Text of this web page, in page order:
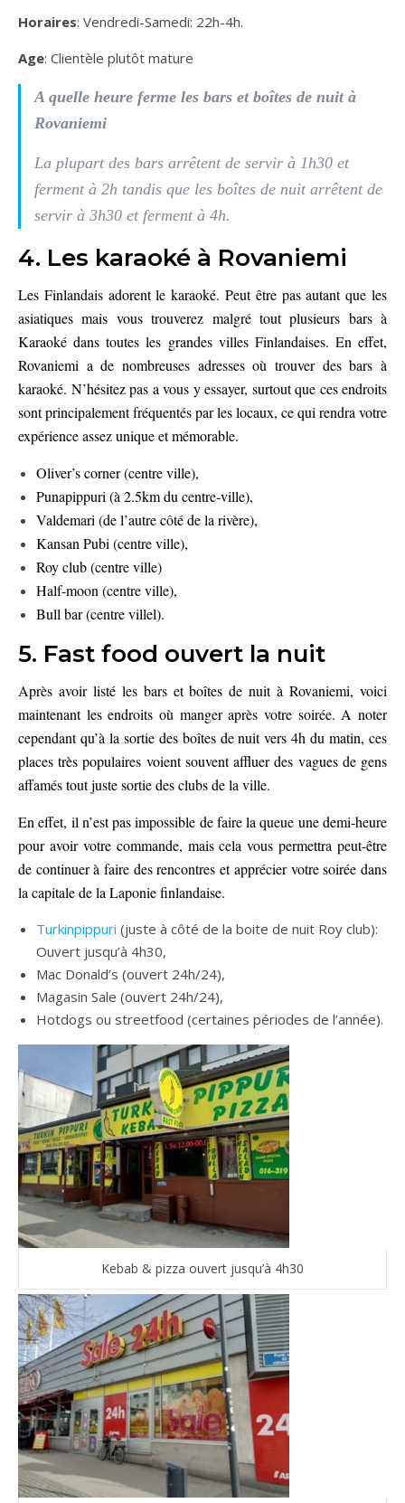
Horaires: Vendredi-Samedi: 22h-4h.
Age: Clientèle plutôt mature
A quelle heure ferme les bars et boîtes de nuit à
Rovaniemi
La plupart des bars arrêtent de servir à 1h30 et
ferment à 2h tandis que les boîtes de nuit arrêtent de
servir à 3h30 et ferment à 4h.
4. Les karaoké à Rovaniemi
Les Finlandais adorent le karaoké. Peut être pas autant que les
asiatiques mais vous trouverez malgré tout plusieurs bars à
Karaoké dans toutes les grandes villes Finlandaises. En effet,
Rovaniemi a de nombreuses adresses où trouver des bars à
karaoké. N’hésitez pas a vous y essayer, surtout que ces endroits
sont principalement fréquentés par les locaux, ce qui rendra votre
expérience assez unique et mémorable.
Oliver’s corner (centre ville),
Punapippuri (à 2.5km du centre-ville),
Valdemari (de l’autre côté de la rivère),
Kansan Pubi (centre ville),
Roy club (centre ville)
Half-moon (centre ville),
Bull bar (centre villel).
5. Fast food ouvert la nuit
Après avoir listé les bars et boîtes de nuit à Rovaniemi, voici
maintenant les endroits où manger après votre soirée. A noter
cependant qu’à la sortie des boîtes de nuit vers 4h du matin, ces
places très populaires voient souvent affluer des vagues de gens
affamés tout juste sortie des clubs de la ville.
En effet, il n’est pas impossible de faire la queue une demi-heure
pour avoir votre commande, mais cela vous permettra peut-être
de continuer à faire des rencontres et apprécier votre soirée dans
la capitale de la Laponie finlandaise.
Turkinpippuri (juste à côté de la boite de nuit Roy club):
Ouvert jusqu’à 4h30,
Mac Donald’s (ouvert 24h/24),
Magasin Sale (ouvert 24h/24),
Hotdogs ou streetfood (certaines périodes de l’année).
Kebab & pizza ouvert jusqu’à 4h30